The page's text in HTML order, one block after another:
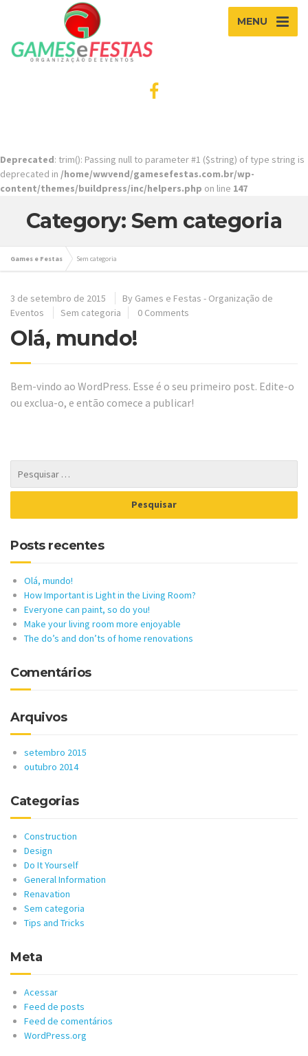
MENU
Deprecated: trim(): Passing null to parameter #1 ($string) of type string is
deprecated in /home/wwvend/gamesefestas.com.br/wp-
content/themes/buildpress/inc/helpers.php on line 147
Category: Sem categoria
Games e Festas Sem categoria
3 de setembro de 2015 By Games e Festas - Organização de
Eventos
Sem categoria 0 Comments
Olá, mundo!
Bem-vindo ao WordPress. Esse é o seu primeiro post. Edite-o
ou exclua-o, e então comece a publicar!
Posts recentes
Olá, mundo!
How Important is Light in the Living Room?
Everyone can paint, so do you!
Make your living room more enjoyable
The do’s and don’ts of home renovations
Comentários
Arquivos
setembro 2015
outubro 2014
Categorias
Construction
Design
Do It Yourself
General Information
Renavation
Sem categoria
Tips and Tricks
Meta
Acessar
Feed de posts
Feed de comentários
WordPress.org